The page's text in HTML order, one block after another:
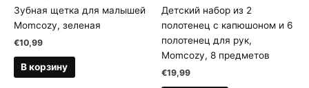
Зубная щетка для малышей
Momcozy, зеленая
€10,99
В корзину
Детский набор из 2
полотенец с капюшоном и 6
полотенец для рук,
Momcozy, 8 предметов
€19,99